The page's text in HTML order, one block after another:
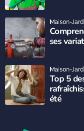
ses
Maison-
Top 5
été
Maison-